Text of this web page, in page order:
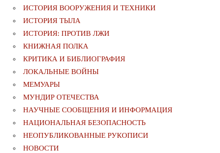
ИСТОРИЯ ВООРУЖЕНИЯ И ТЕХНИКИ
ИСТОРИЯ ТЫЛА
ИСТОРИЯ: ПРОТИВ ЛЖИ
КНИЖНАЯ ПОЛКА
КРИТИКА И БИБЛИОГРАФИЯ
ЛОКАЛЬНЫЕ ВОЙНЫ
МЕМУАРЫ
МУНДИР ОТЕЧЕСТВА
НАУЧНЫЕ СООБЩЕНИЯ И ИНФОРМАЦИЯ
НАЦИОНАЛЬНАЯ БЕЗОПАСНОСТЬ
НЕОПУБЛИКОВАННЫЕ РУКОПИСИ
НОВОСТИ